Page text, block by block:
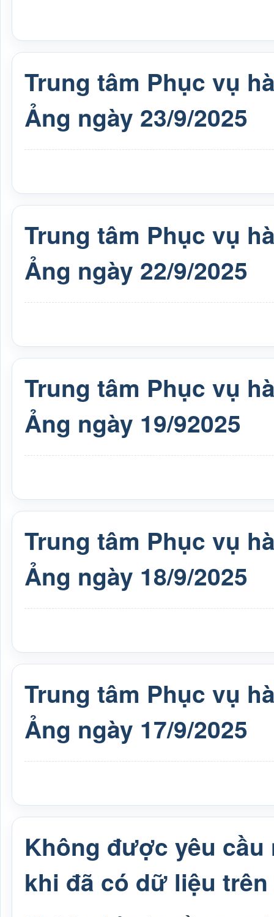
Trung tâm Phục vụ
Ảng ngày 23/9/2025
Trung tâm Phục vụ
Ảng ngày 22/9/2025
Trung tâm Phục vụ
Ảng ngày 19/92025
Trung tâm Phục vụ
Ảng ngày 18/9/2025
Trung tâm Phục vụ
Ảng ngày 17/9/2025
Không được yêu
khi đã có dữ liệu trên